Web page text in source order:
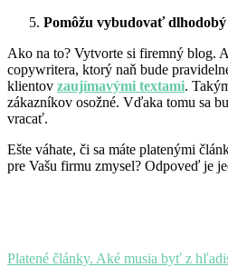
Pomôžu vybudovať
Ako na to? Vytvorte si firemný blog.
copywritera, ktorý naň bude
klientov zaujímavými textami.
zákazníkov osožné. Vďaka tomu sa
vracať.
Ešte váhate, či sa máte platenými
pre Vašu firmu zmysel? Odpoveď je
Platené články. Aké musia byť z